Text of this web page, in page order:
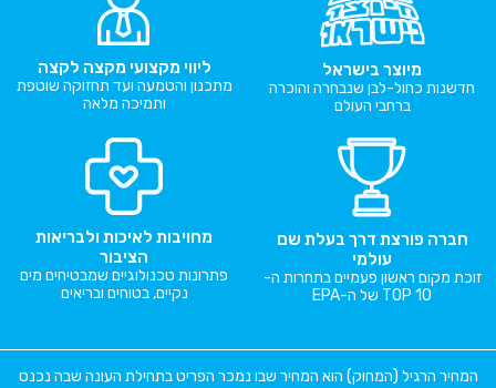
מיוצר בישראל
חדשנות כחול-לבן שנבחרה והוכרה
ברחבי העולם
ליווי מקצועי מקצה לקצה
מתכנון והטמעה ועד תחזוקה שוטפת
ותמיכה מלאה
חברה פורצת דרך בעלת שם
עולמי
זוכת מקום ראשון פעמיים בתחרות ה-
TOP 10 של ה-EPA
מחויבות לאיכות ולבריאות
הציבור
פתרונות טכנולוגיים שמבטיחים מים
נקיים, בטוחים ובריאים
המחיר הרגיל (המחוק) הוא המחיר שבו נמכר הפריט בתחילת העונה שבה נכנס